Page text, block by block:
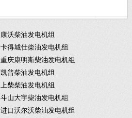
康沃柴油发电机组
卡得城仕柴油发电机组
重庆康明斯柴油发电机组
凯普柴油发电机组
上柴柴油发电机组
斗山大宇柴油发电机组
进口沃尔沃柴油发电机组